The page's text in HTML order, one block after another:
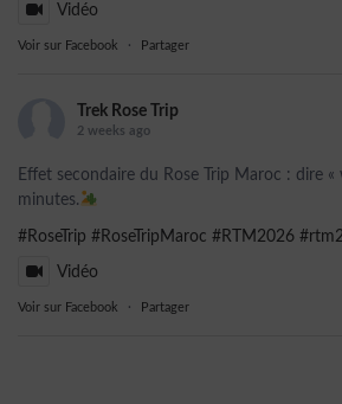
Vidéo
Voir sur Facebook · Partager
Trek Rose Trip
2 weeks ago
Effet secondaire du Rose Trip Maroc : dire «
minutes.
#RoseTrip #RoseTripMaroc #RTM2026
Vidéo
Voir sur Facebook · Partager